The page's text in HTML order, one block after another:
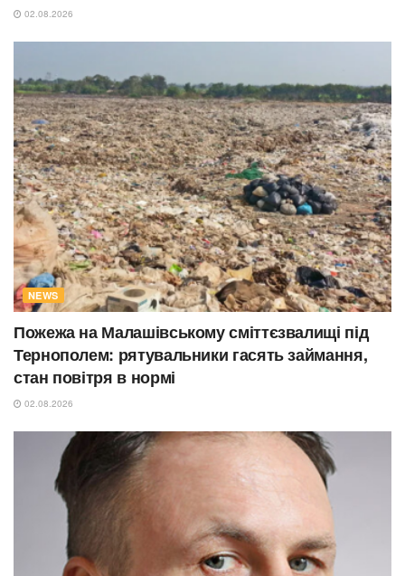
02.08.2026
NEWS
Пожежа на Малашівському сміттєзвалищі під
Тернополем: рятувальники гасять займання,
стан повітря в нормі
02.08.2026